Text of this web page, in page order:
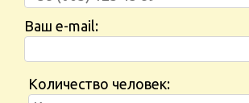
Ваш e-mail:
Количество человек: